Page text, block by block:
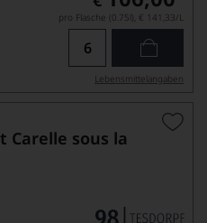
pro Flasche (0.75l), € 141,33/L
Lebensmittel­angaben
Carelle sous la